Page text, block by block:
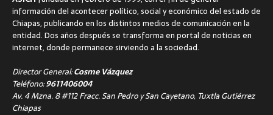
información del acontecer político, social y económico del estado de
Chiapas, publicando en los distintos medios de comunicación en la
entidad. Dos años después se transforma en portal de noticias en
internet, donde permanece sirviendo a la sociedad.
Director General:Cosme Vázquez
Teléfono:9611406004
Av. 4 Mzna. 8 #112 Fracc. San Pedro y San Cayetano, Tuxtla Gutiérrez
Chiapas